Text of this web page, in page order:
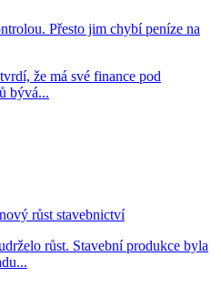
Přesto jim chybí peníze na
že má své finance pod
bývá...
růst stavebnictví
růst. Stavební produkce byla